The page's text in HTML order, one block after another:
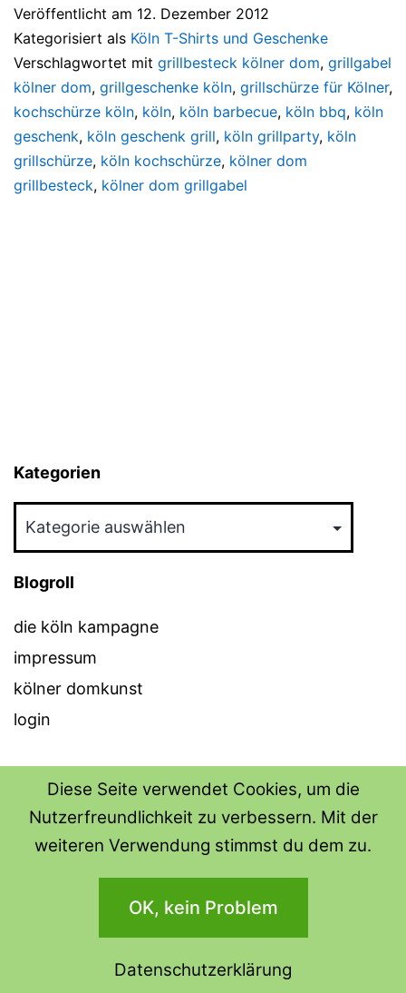
Veröffentlicht am 12. Dezember 2012
Kategorisiert als Köln T-Shirts und Geschenke
Verschlagwortet mit grillbesteck kölner dom, grillgabel
kölner dom, grillgeschenke köln, grillschürze für Kölner,
kochschürze köln, köln, köln barbecue, köln bbq, köln
geschenk, köln geschenk grill, köln grillparty, köln
grillschürze, köln kochschürze, kölner dom
grillbesteck, kölner dom grillgabel
Kategorien
Blogroll
die köln kampagne
impressum
kölner domkunst
login
THE SHIRT SHOPS
Datenschutzerklärung
Stolz präsentiert vonWordPress.
Diese Seite verwendet Cookies, um die
Nutzerfreundlichkeit zu verbessern. Mit der
weiteren Verwendung stimmst du dem zu.
OK, kein Problem
DatenschutzerklärungDark Mode: